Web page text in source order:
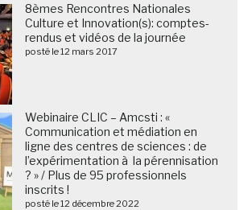
8èmes Rencontres Nationales
Culture et Innovation(s): comptes-
rendus et vidéos de la journée
posté le 12 mars 2017
Webinaire CLIC – Amcsti : «
Communication et médiation en
ligne des centres de sciences : de
l’expérimentation à la pérennisation
? » / Plus de 95 professionnels
inscrits !
posté le 12 décembre 2022